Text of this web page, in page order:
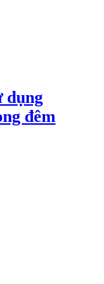
dụng
đêm